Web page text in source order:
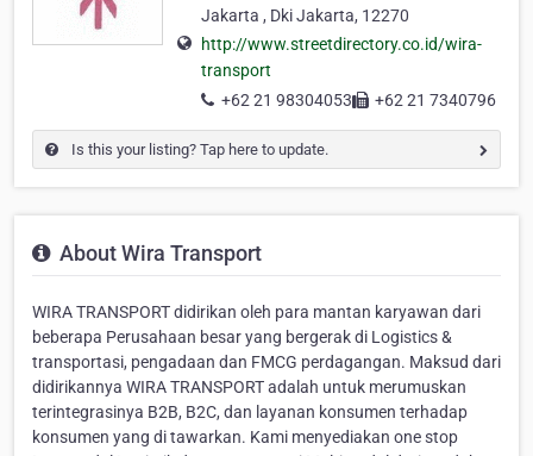
Jakarta , Dki Jakarta, 12270
http://www.streetdirectory.co.id/wira-
transport
+62 21 98304053
+62 21 7340796
Is this your listing? Tap here to update.
About Wira Transport
WIRA TRANSPORT didirikan oleh para mantan karyawan dari
beberapa Perusahaan besar yang bergerak di Logistics &
transportasi, pengadaan dan FMCG perdagangan. Maksud dari
didirikannya WIRA TRANSPORT adalah untuk merumuskan
terintegrasinya B2B, B2C, dan layanan konsumen terhadap
konsumen yang di tawarkan. Kami menyediakan one stop